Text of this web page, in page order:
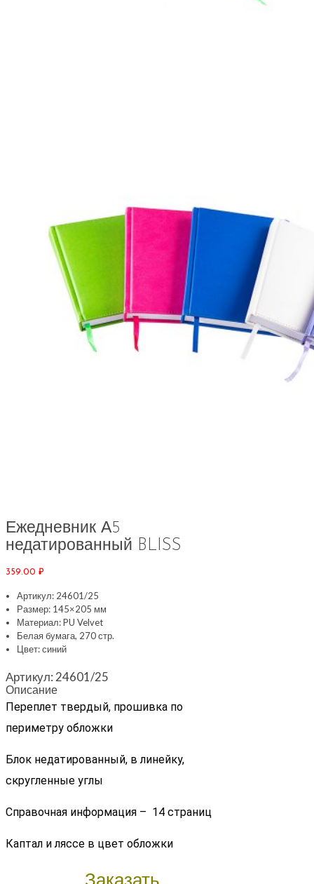
Ежедневник А5
недатированный BLISS
359.00 ₽
Артикул: 24601/25
Размер: 145×205 мм
Материал: PU Velvet
Белая бумага, 270 стр.
Цвет: синий
Артикул: 24601/25
Описание
Переплет твердый, прошивка по
периметру обложки
Блок недатированный, в линейку,
скругленные углы
Справочная информация – 14 страниц
Каптал и ляссе в цвет обложки
Заказать